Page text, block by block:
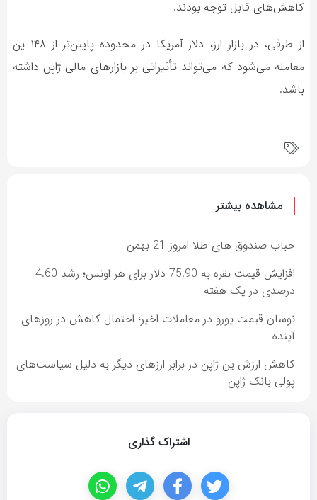
کاهش‌های قابل توجه بودند.
از طرفی، در بازار ارز، دلار آمریکا در محدوده پایین‌تر از ۱۴۸ ین
معامله می‌شود که می‌تواند تأثیراتی بر بازارهای مالی ژاپن داشته
باشد.
مشاهده بیشتر
حباب صندوق های طلا امروز 21 بهمن
افزایش قیمت نقره به 75.90 دلار برای هر اونس؛ رشد 4.60
درصدی در یک هفته
نوسان قیمت یورو در معاملات اخیر؛ احتمال کاهش در روزهای
آینده
کاهش ارزش ین ژاپن در برابر ارزهای دیگر به دلیل سیاست‌های
پولی بانک ژاپن
اشتراک گذاری